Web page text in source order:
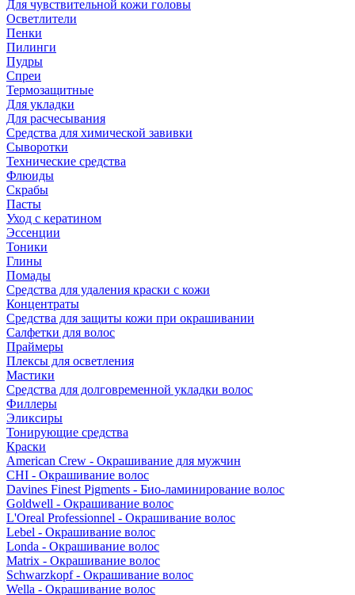
Для чувствительной кожи головы
Осветлители
Пенки
Пилинги
Пудры
Спреи
Термозащитные
Для укладки
Для расчесывания
Средства для химической завивки
Сыворотки
Технические средства
Флюиды
Скрабы
Пасты
Уход с кератином
Эссенции
Тоники
Глины
Помады
Средства для удаления краски с кожи
Концентраты
Средства для защиты кожи при окрашивании
Салфетки для волос
Праймеры
Плексы для осветления
Мастики
Средства для долговременной укладки волос
Филлеры
Эликсиры
Тонирующие средства
Краски
American Crew - Окрашивание для мужчин
CHI - Окрашивание волос
Davines Finest Pigments - Био-ламинирование волос
Goldwell - Окрашивание волос
L'Oreal Professionnel - Окрашивание волос
Lebel - Окрашивание волос
Londa - Окрашивание волос
Matrix - Окрашивание волос
Schwarzkopf - Окрашивание волос
Wella - Окрашивание волос